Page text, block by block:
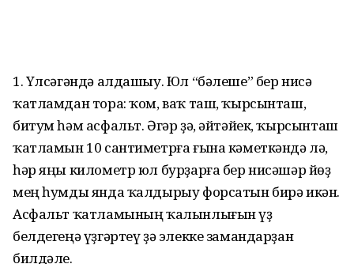
1. Үлсәгәндә алдашыу. Юл “бәлеше” бер нисә
ҡатламдан тора: ҡом, ваҡ таш, ҡырсынташ,
битум һәм асфальт. Әгәр ҙә, әйтәйек, ҡырсынташ
ҡатламын 10 сан­ти­метрға ғына кәметкәндә лә,
һәр яңы километр юл бурҙарға бер нисәшәр йөҙ
мең һумды янда ҡалдырыу форсатын бирә икән.
Асфальт ҡатламының ҡалынлығын үҙ
белдегеңә үҙгәртеү ҙә элекке замандарҙан
билдәле.